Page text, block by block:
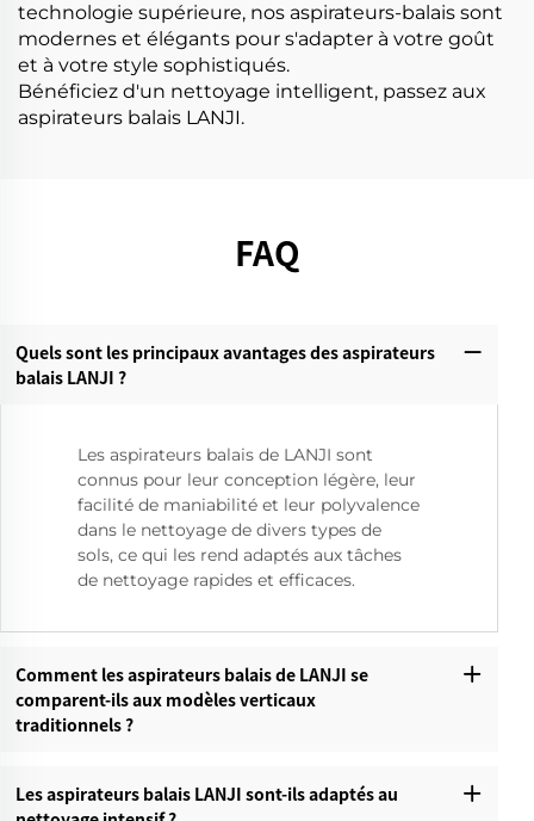
technologie supérieure, nos aspirateurs-balais sont
modernes et élégants pour s'adapter à votre goût
et à votre style sophistiqués.
Bénéficiez d'un nettoyage intelligent, passez aux
aspirateurs balais LANJI.
FAQ
Quels sont les principaux avantages des aspirateurs
balais LANJI ?
Les aspirateurs balais de LANJI sont
connus pour leur conception légère, leur
facilité de maniabilité et leur polyvalence
dans le nettoyage de divers types de
sols, ce qui les rend adaptés aux tâches
de nettoyage rapides et efficaces.
Comment les aspirateurs balais de LANJI se
comparent-ils aux modèles verticaux
traditionnels ?
Les aspirateurs balais LANJI sont-ils adaptés au